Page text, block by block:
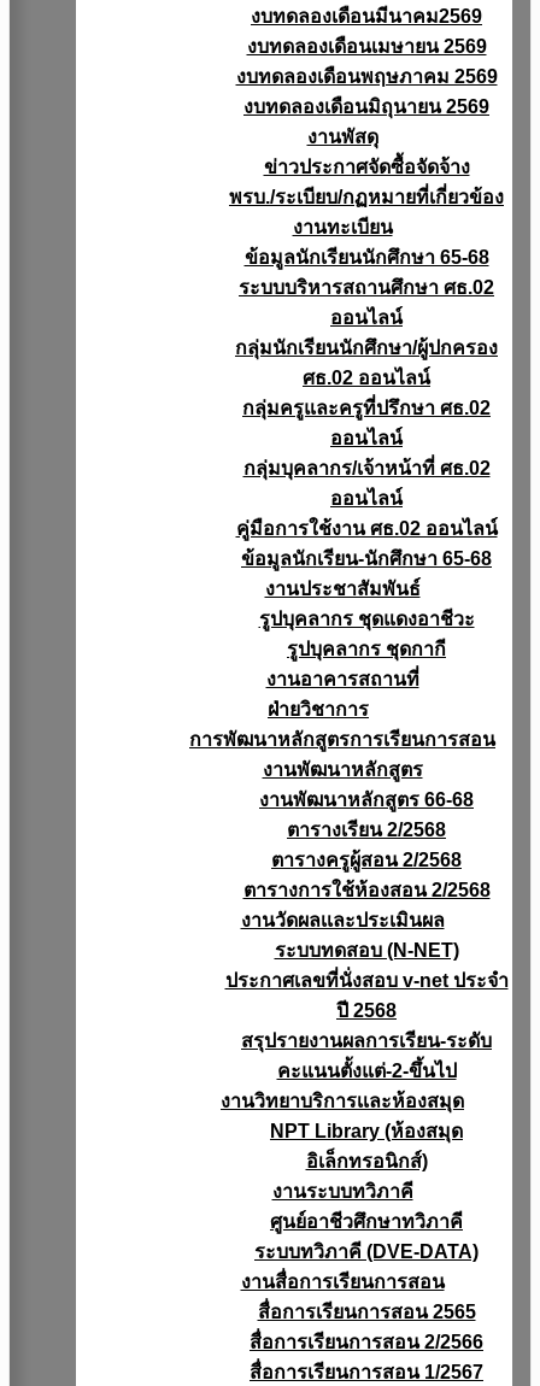
งบทดลองเดือนมีนาคม2569
งบทดลองเดือนเมษายน 2569
งบทดลองเดือนพฤษภาคม 2569
งบทดลองเดือนมิถุนายน 2569
งานพัสดุ
ข่าวประกาศจัดซื้อจัดจ้าง
พรบ./ระเบียบ/กฏหมายที่เกี่ยวข้อง
งานทะเบียน
ข้อมูลนักเรียนนักศึกษา 65-68
ระบบบริหารสถานศึกษา ศธ.02
ออนไลน์
กลุ่มนักเรียนนักศึกษา/ผู้ปกครอง
ศธ.02 ออนไลน์
กลุ่มครูและครูที่ปรึกษา ศธ.02
ออนไลน์
กลุ่มบุคลากร/เจ้าหน้าที่ ศธ.02
ออนไลน์
คู่มือการใช้งาน ศธ.02 ออนไลน์
ข้อมูลนักเรียน-นักศึกษา 65-68
งานประชาสัมพันธ์
รูปบุคลากร ชุดแดงอาชีวะ
รูปบุคลากร ชุดกากี
งานอาคารสถานที่
ฝ่ายวิชาการ
การพัฒนาหลักสูตรการเรียนการสอน
งานพัฒนาหลักสูตร
งานพัฒนาหลักสูตร 66-68
ตารางเรียน 2/2568
ตารางครูผู้สอน 2/2568
ตารางการใช้ห้องสอน 2/2568
งานวัดผลเเละประเมินผล
ระบบทดสอบ (N-NET)
ประกาศเลขที่นั่งสอบ v-net ประจำ
ปี 2568
สรุปรายงานผลการเรียน-ระดับ
คะแนนตั้งแต่-2-ขึ้นไป
งานวิทยาบริการเเละห้องสมุด
NPT Library (ห้องสมุด
อิเล็กทรอนิกส์)
งานระบบทวิภาคี
ศูนย์อาชีวศึกษาทวิภาคี
ระบบทวิภาคี (DVE-DATA)
งานสื่อการเรียนการสอน
สื่อการเรียนการสอน 2565
สื่อการเรียนการสอน 2/2566
สื่อการเรียนการสอน 1/2567